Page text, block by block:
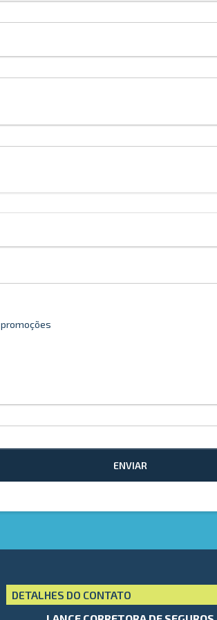
ENVIAR
DETALHES DO CONTATO